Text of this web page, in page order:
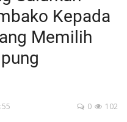
Kepada
Memilih
102
0